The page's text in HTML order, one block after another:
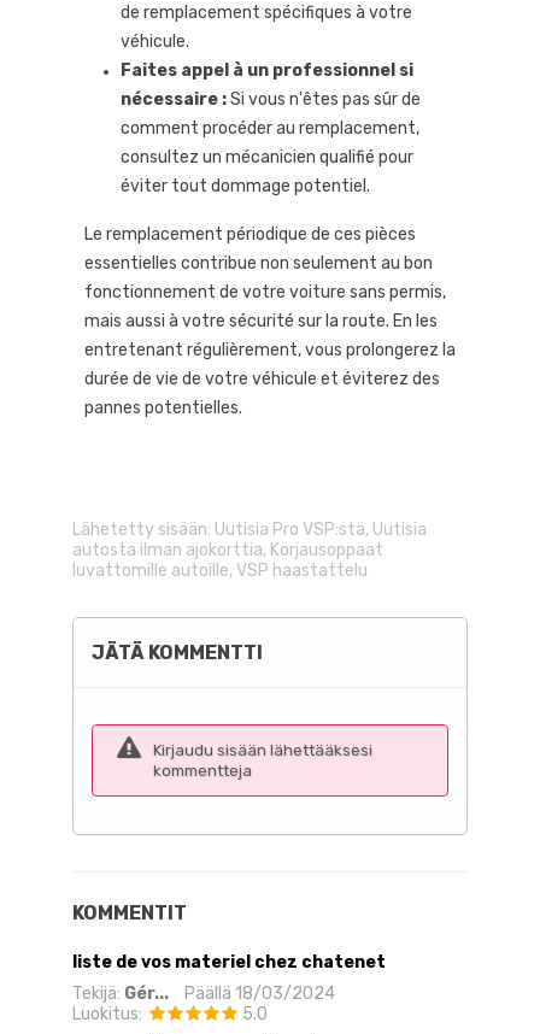
de remplacement spécifiques à votre
véhicule.
Faites appel à un professionnel si
nécessaire :Si vous n'êtes pas sûr de
comment procéder au remplacement,
consultez un mécanicien qualifié pour
éviter tout dommage potentiel.
Le remplacement périodique de ces pièces
essentielles contribue non seulement au bon
fonctionnement de votre voiture sans permis,
mais aussi à votre sécurité sur la route. En les
entretenant régulièrement, vous prolongerez la
durée de vie de votre véhicule et éviterez des
pannes potentielles.
Lähetetty sisään: Uutisia Pro VSP:stä, Uutisia
autosta ilman ajokorttia, Korjausoppaat
luvattomille autoille,VSP haastattelu
JÄTÄ KOMMENTTI
Kirjaudu sisään lähettääksesi
kommentteja
KOMMENTIT
liste de vos materiel chez chatenet
Tekijä: Gér... Päällä 18/03/2024
Luokitus:
5.0